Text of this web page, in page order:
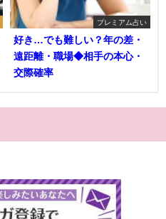
プレミアム占い
好き…でも難しい？年の差・
遠距離・職場◆相手の本心・
交際確率